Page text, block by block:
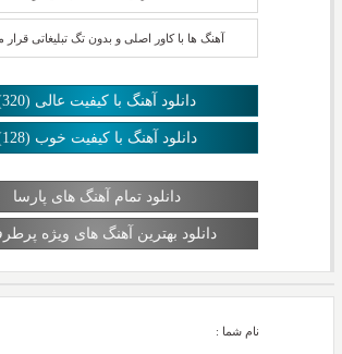
آهنگ ها با کاور اصلی و بدون تگ تبلیغاتی قرار
دانلود آهنگ با کیفیت عالی (320)
دانلود آهنگ با کیفیت خوب (128)
دانلود تمام آهنگ های پارسا
دانلود بهترین آهنگ های ویژه
نام شما :